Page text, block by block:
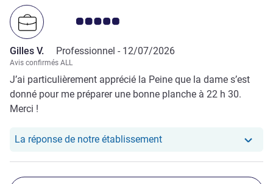
Note Avis clients 5.0/5
Gilles V. Professionnel - 12/07/2026
Avis confirmés ALL
J’ai particulièrement apprécié la Peine que la dame s’est
donné pour me préparer une bonne planche à 22 h 30.
Merci !
La réponse de notre établissementNotre hôtel a repondu au